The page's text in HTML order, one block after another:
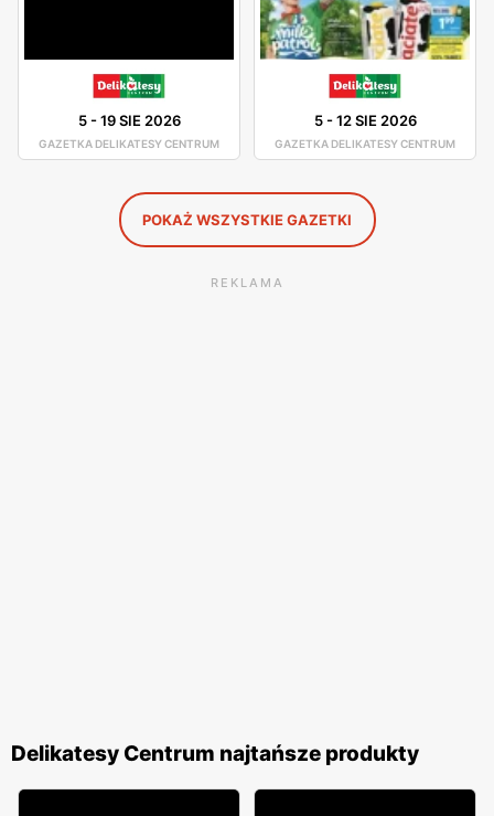
gwarantują Ci dobrą jakość swoich produktów. Świeże
chrupiące pieczywo, smaczne owoce i warzywa, wyborne
mięsa oraz ryby - to wszystko znajdziesz w Delikatesach
Centrum. Duża ilość tych sklepów sprawia, że nawet nie
musisz wsiadać w samochód, by pójść na zakupy, gdyż
jest ogromne prawdopodobieństwo, że sklep Delikatesy
Centrum znajduje się w niedalekiej odległości od Ciebie.
5-19 SIE 2026
GAZETKA DELIKATESY CENTRUM
5-12 SIE 2026
GAZETKA DELIKATESY CENTRUM
POKAŻ WSZYSTKIE GAZETKI
REKLAMA
Delikatesy Centrum najtańsze produkty